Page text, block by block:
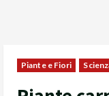
Piante e Fiori